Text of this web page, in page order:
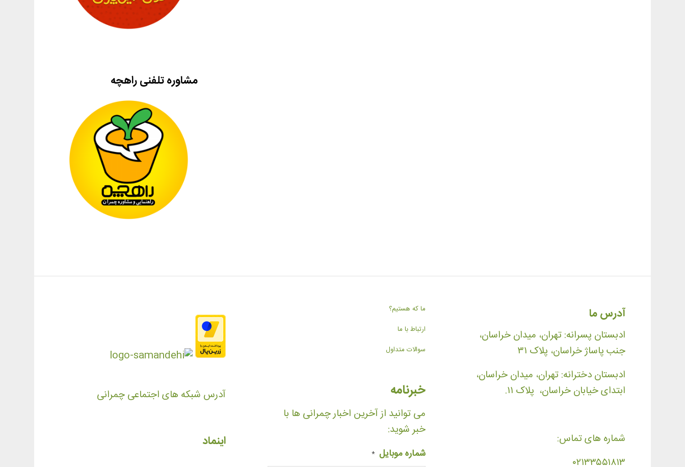
مشاوره تلفنی راهچه
آدرس ما
ادبستان پسرانه: تهران، میدان خراسان،
جنب پاساژ خراسان، پلاک ۳۱
ادبستان دخترانه: تهران، میدان خراسان،
ابتدای خیابان خراسان، پلاک ۱۱.
شماره های تماس:
۰۲۱۳۳۵۵۱۸۱۳
ما که هستیم؟
ارتباط با ما
سوالات متداول
خبرنامه
می توانید از آخرین اخبار چمرانی ها با
خبر شوید:
شماره موبایل *
آدرس شبکه های اجتماعی چمرانی
اینماد